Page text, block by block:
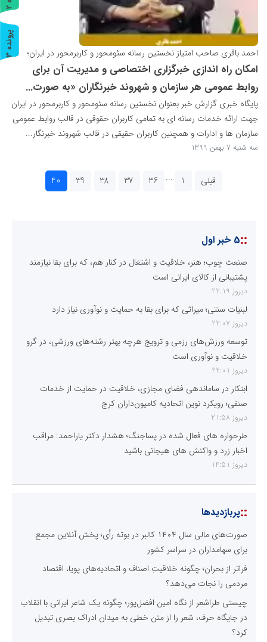
احمد باقری صاحب امتیاز نخستین رسانه سئومحور و کاربرمحور در ایران؛
امکان راه اندازی خبرگزاری اختصاصی و مدیریت آن برای
روابط عمومی هر سازمان و شهروند خبرنگاران «به صورت...
پایگاه خبری گزارش خبر بعنوان نخستین رسانه سئومحور و کاربرمحور در ایران
جهت ارائه خدمات رسانه ای به تمامی کاربران حقوقی در قالب روابط عمومی
سازمان ها و ادارات و همچنین کاربران حقیقی در قالب شهروند خبرنگار...
سه شنبه 7 بهمن 1399
قبلی 1
...
36
37
38
39
40
::5 خبر اول
صنعت چوب؛ هنر، خلاقیت و اشتغال در کنار هم، که برای بقا نیازمند
پشتیبانی از کالای ایرانی است
دیروز 22:19
لبنیات سنتی؛ میراثی که برای بقا به حمایت و نوآوری نیاز دارد
دیروز 22:07
توسعه ورزش‌های رزمی و ترویج هرچه بهتر رشته‌های ورزشی، در گرو
خلاقیت و نوآوری است
دیروز 22:01
ابتکار در ساماندهی فضای مجازی، خلاقیت در حمایت از خدمات
صنفی؛ رویکرد نوین اتحادیه کامیون‌داران کرج
دیروز 21:58
طرحواره های فعال شده در پساجنگ؛ هشدار دکتر یاراحمد: مراقب
اخبار زرد و واکنش های هیجانی باشید
دیروز 14:51
::پربازدیدها
صورت‌های مالی سال ۱۴۰۴ کالبر در بوته رأی؛ پخش آنلاین مجمع
برای سهامداران در سراسر کشور
فراتر از بحران؛ چگونه خلاقیتِ اصناف و اتحادیه‌های پویا، اقتصاد
مردمی را نجات می‌دهد؟
چیستی طراشعر از نگاه امین افضل‌پور؛ چگونه یک شاعر ایرانی با انقلاب
در جایگاه حرف، شعر را از متن خطی به میدان ادراک بصری تبدیل
کرد؟
ر
و
ن
د
ه
پ
ر
و
ن
د
ه
3